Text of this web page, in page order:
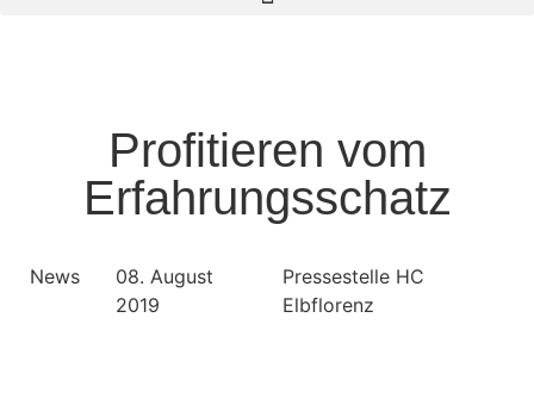
Profitieren vom
Erfahrungsschatz
News
08. August
2019
Pressestelle HC
Elbflorenz